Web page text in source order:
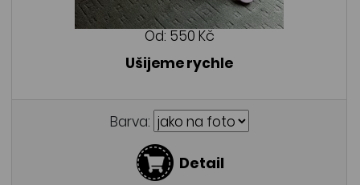
Od: 550 Kč
Ušijeme rychle
Barva:
Detail